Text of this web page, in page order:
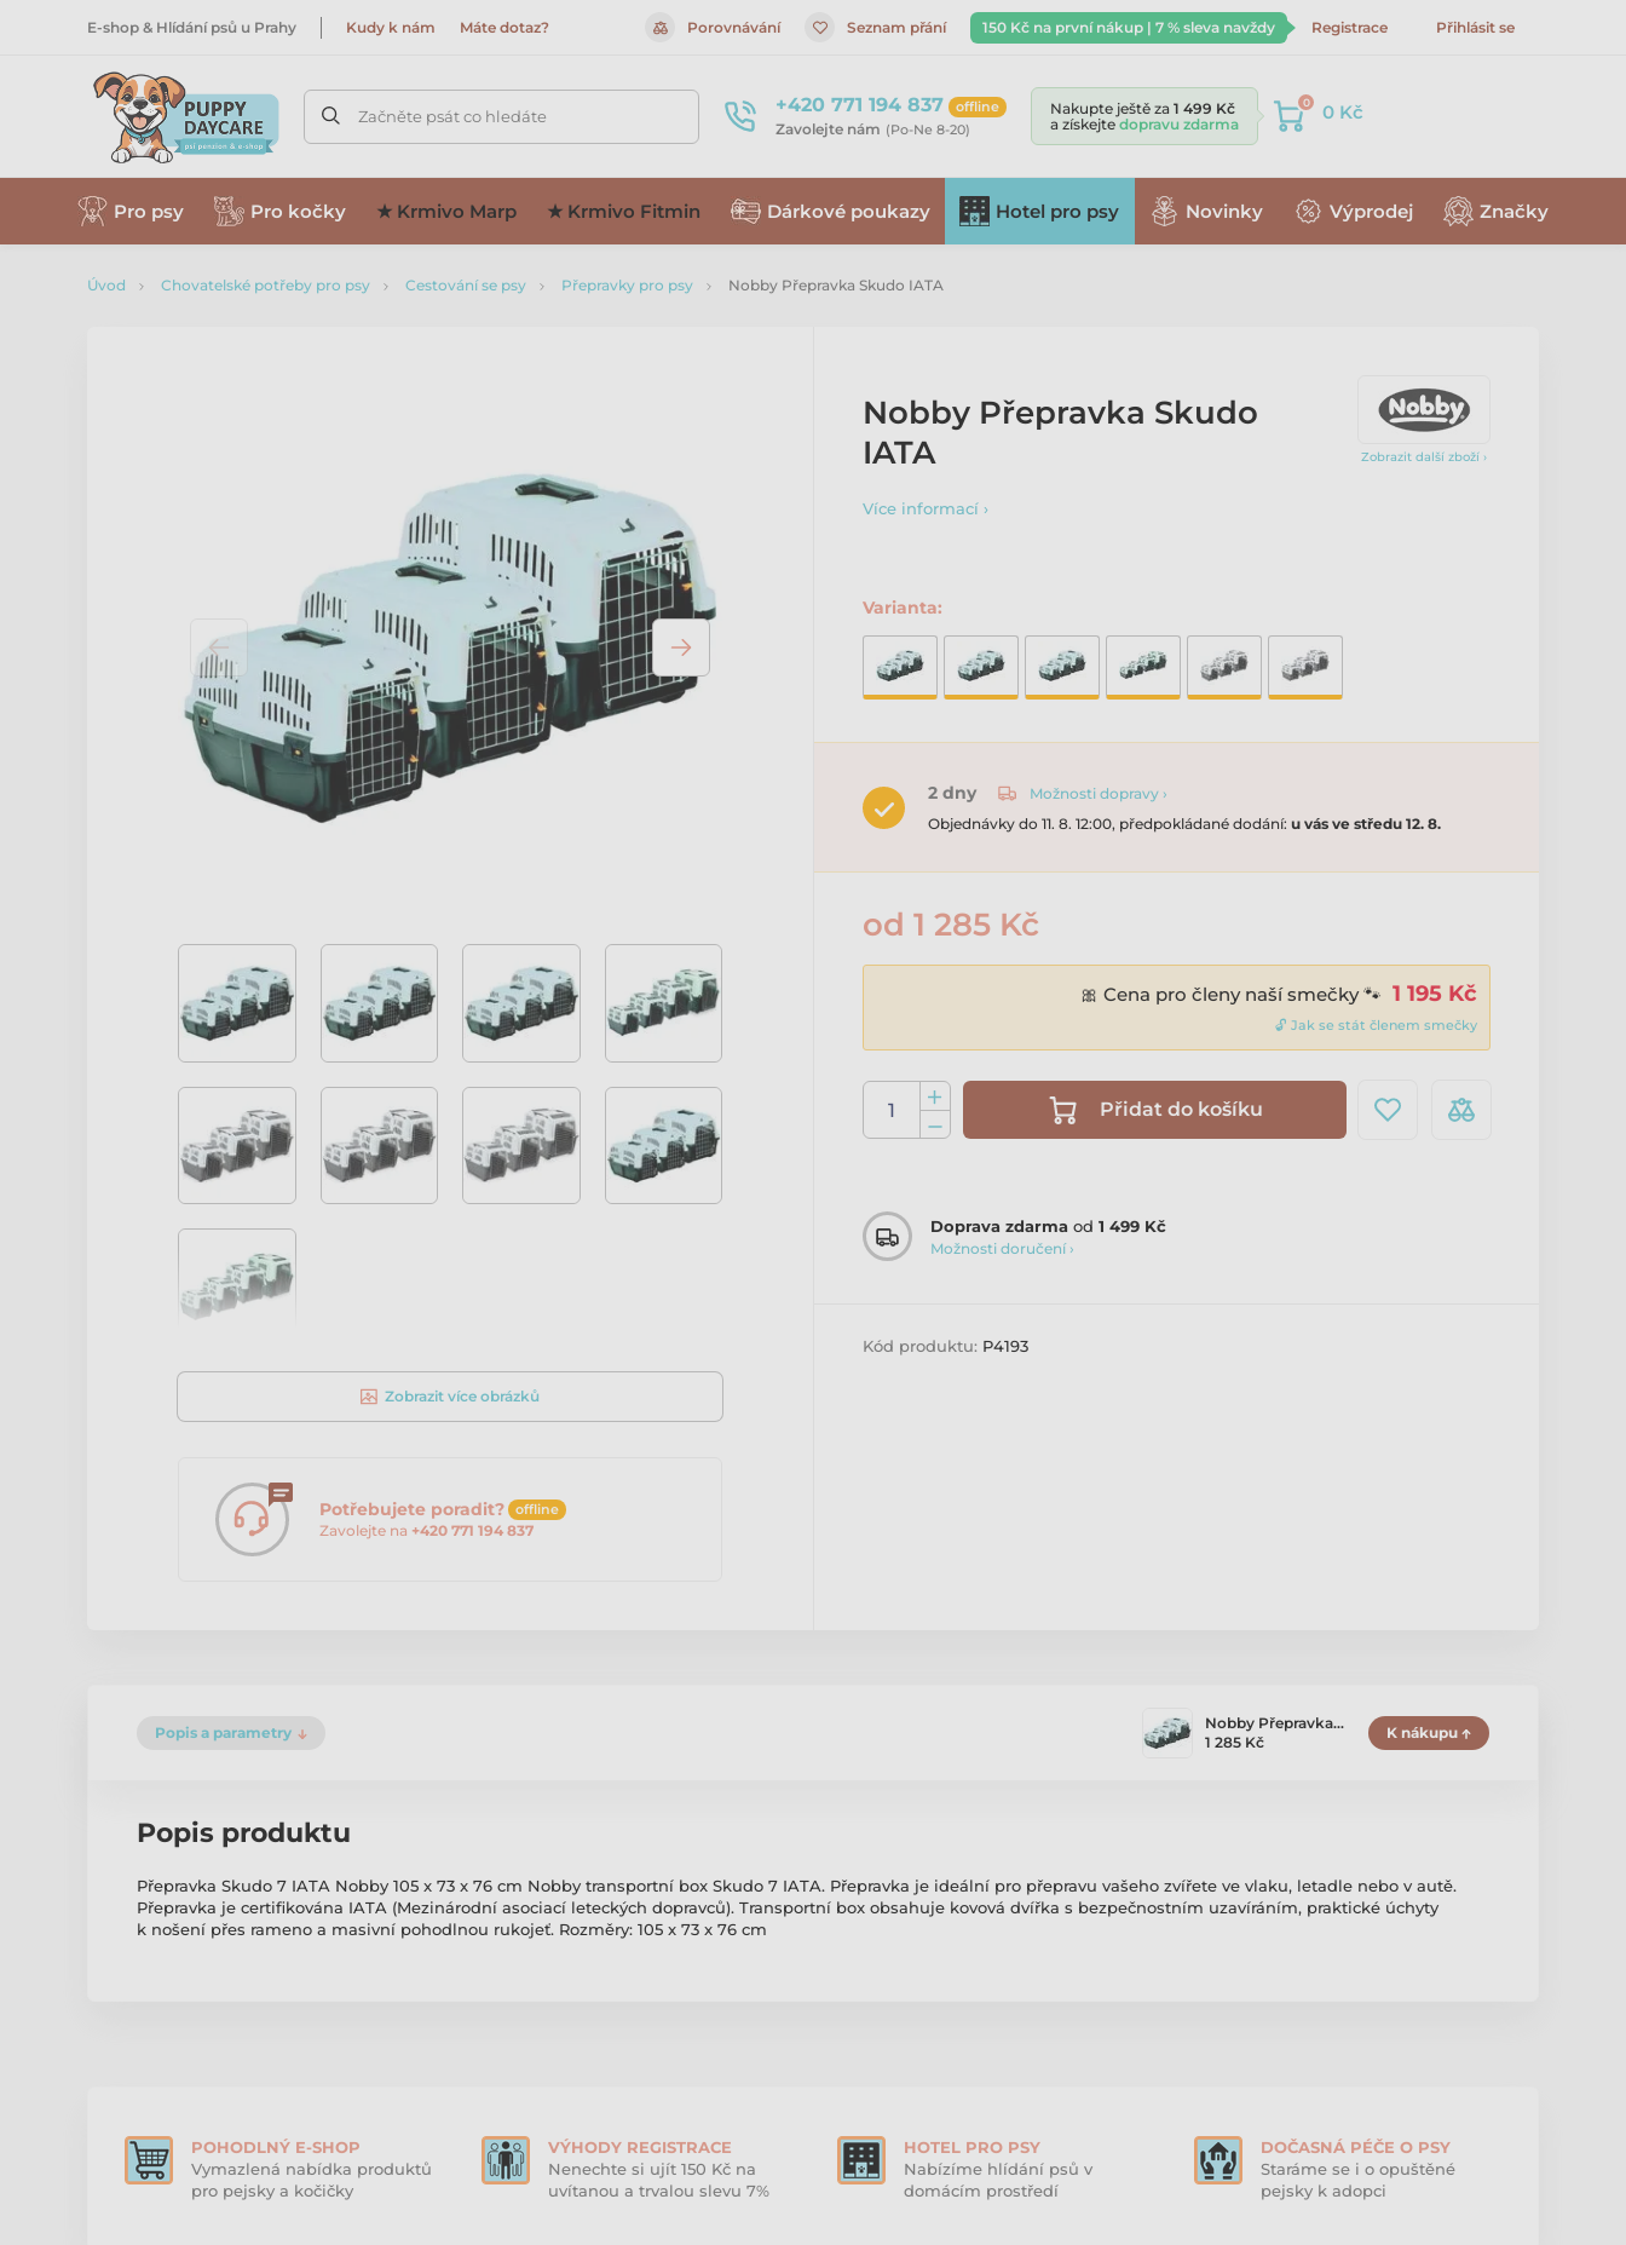
E-shop & Hlídání psů u Prahy Kudy k nám Máte dotaz? Porovnávání Seznam přání 150 Kč na první nákup | 7 % sleva navždy Registrace Přihlásit se
Začněte psát co hledáte +420 771 194 837 offline
Zavolejte nám (Po-Ne 8-20)
Nakupte ještě za 1 499 Kč
a získejte dopravu zdarma
0 0 Kč
Pro psy Pro kočky ★ Krmivo Marp ★ Krmivo Fitmin Dárkové poukazy Hotel pro psy Novinky Výprodej Značky
Úvod Chovatelské potřeby pro psy Cestování se psy Přepravky pro psy Nobby Přepravka Skudo IATA
Zobrazit další zboží ›
Zobrazit více obrázků
Potřebujete poradit? offline
Zavolejte na +420 771 194 837
Nobby Přepravka Skudo
IATA
Více informací ›
Varianta:
2 dny
Možnosti dopravy ›
Objednávky do 11. 8. 12:00, předpokládané dodání: u vás ve středu 12. 8.
od 1 285 Kč
🎀 Cena pro členy naší smečky 🐾 1 195 Kč
🔓 Jak se stát členem smečky
Přidat do košíku
Doprava zdarma od 1 499 Kč
Možnosti doručení ›
Kód produktu: P4193
Popis a parametry
Nobby Přepravka…
1 285 Kč
K nákupu
Popis produktu
Přepravka Skudo 7 IATA Nobby 105 x 73 x 76 cm Nobby transportní box Skudo 7 IATA. Přepravka je ideální pro přepravu vašeho zvířete ve vlaku, letadle nebo v autě.
Přepravka je certifikována IATA (Mezinárodní asociací leteckých dopravců). Transportní box obsahuje kovová dvířka s bezpečnostním uzavíráním, praktické úchyty
k nošení přes rameno a masivní pohodlnou rukojeť. Rozměry: 105 x 73 x 76 cm
POHODLNÝ E-SHOP
Vymazlená nabídka produktů
pro pejsky a kočičky
VÝHODY REGISTRACE
Nenechte si ujít 150 Kč na
uvítanou a trvalou slevu 7%
HOTEL PRO PSY
Nabízíme hlídání psů v
domácím prostředí
DOČASNÁ PÉČE O PSY
Staráme se i o opuštěné
pejsky k adopci